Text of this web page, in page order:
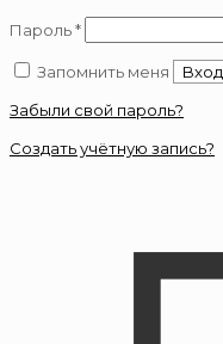
Пароль*Обязательно
Запомнить меня
Вход
Забыли свой пароль?
Создать учётную запись?